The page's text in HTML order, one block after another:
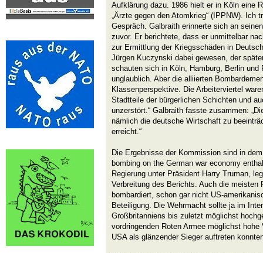
Aufklärung dazu. 1986 hielt er in Köln eine
„Ärzte gegen den Atomkrieg“ (IPPNW). Ich
Gespräch. Galbraith erinnerte sich an
zuvor. Er berichtete, dass er unmittelbar
zur Ermittlung der Kriegsschäden in
Jürgen Kuczynski dabei gewesen, der
schauten sich in Köln, Hamburg, Berlin und
unglaublich. Aber die alliierten
Klassenperspektive. Die Arbeiterviertel
Stadtteile der bürgerlichen Schichten und
unzerstört.“ Galbraith fasste zusammen:
nämlich die deutsche Wirtschaft zu
erreicht.“
Die Ergebnisse der Kommission sind in
bombing on the German war economy
Regierung unter Präsident Harry Truman,
Verbreitung des Berichts. Auch die meisten
bombardiert, schon gar nicht US-
Beteiligung. Die Wehrmacht sollte ja im
Großbritanniens bis zuletzt möglichst
vordringenden Roten Armee möglichst
USA als glänzender Sieger auftreten